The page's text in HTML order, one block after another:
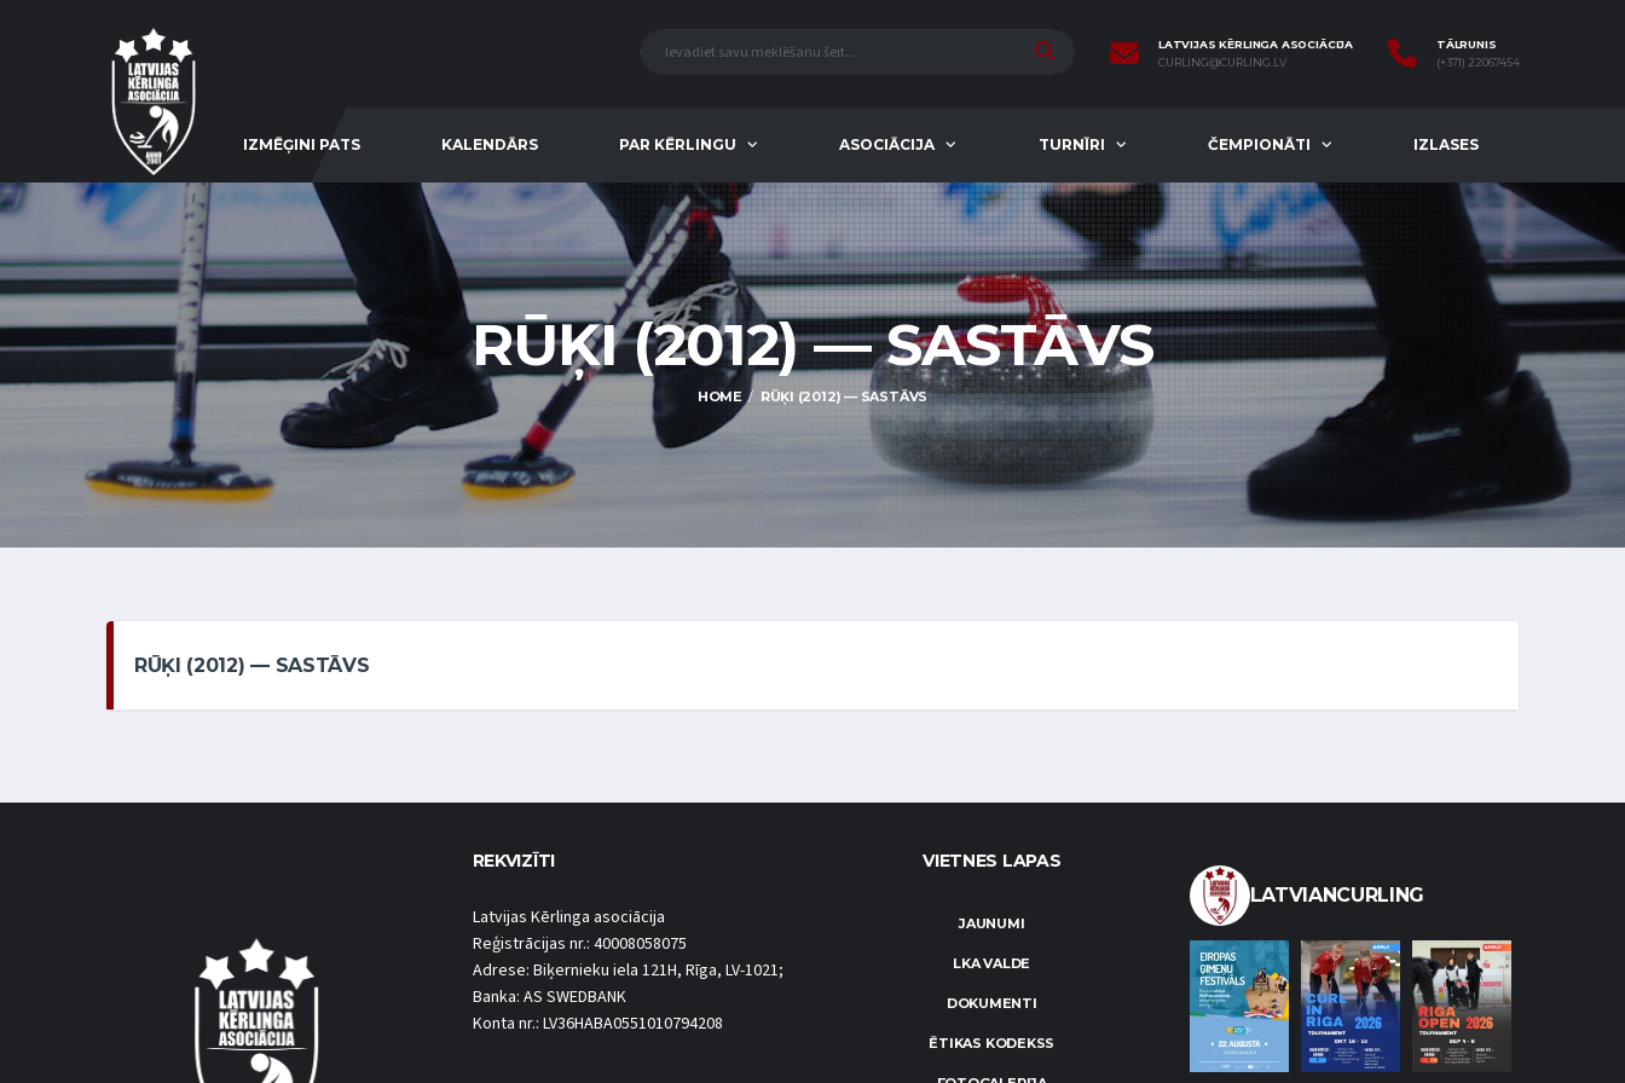
LATVIJAS KĒRLINGA ASOCIĀCIJA
CURLING@CURLING.LV
TĀLRUNIS
(+371) 22067454
IZMĒĢINI PATS KALENDĀRS PAR KĒRLINGU ASOCIĀCIJA TURNĪRI ČEMPIONĀTI IZLASES
RŪĶI (2012) — SASTĀVS
HOME RŪĶI (2012) — SASTĀVS
RŪĶI (2012) — SASTĀVS
REKVIZĪTI
Latvijas Kērlinga asociācija
Reģistrācijas nr.: 40008058075
Adrese: Biķernieku iela 121H, Rīga, LV-1021;
Banka: AS SWEDBANK
Konta nr.: LV36HABA0551010794208
VIETNES LAPAS
JAUNUMI
LKA VALDE
DOKUMENTI
ĒTIKAS KODEKSS
LATVIANCURLING